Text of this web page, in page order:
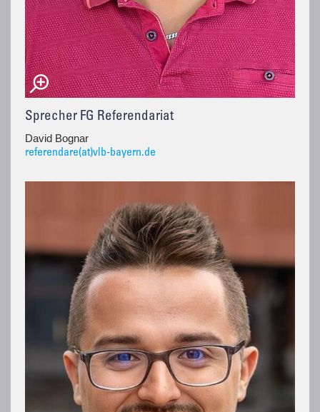
Sprecher FG Referendariat
David Bognar
referendare(at)vlb-bayern.de